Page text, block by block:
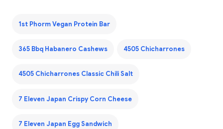
1st Phorm Vegan Protein Bar
365 Bbq Habanero Cashews 4505 Chicharrones
4505 Chicharrones Classic Chili Salt
7 Eleven Japan Crispy Corn Cheese
7 Eleven Japan Egg Sandwich